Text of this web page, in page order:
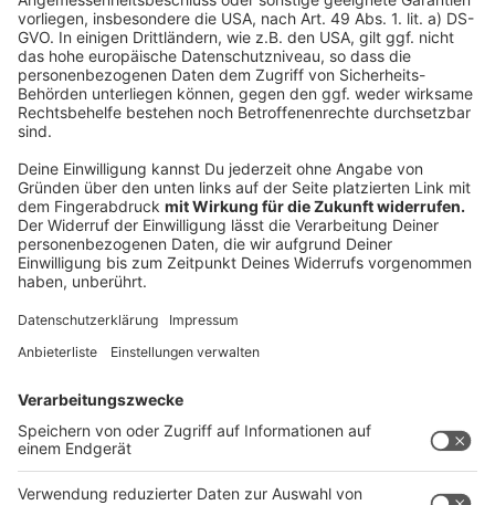
Zentrum für Kirche und Kultur, EG, großer Saal,
ehem. CVJM Heim
Südstraße 8
Do 06. Ennepetal Milspe 16:00 - 20:00 Uhr
Haus Ennepetal, Gasstr. 10
Anzeige